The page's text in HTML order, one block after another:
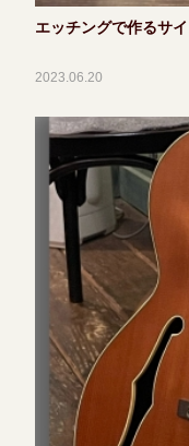
エッチングで作るサ
2023.06.20